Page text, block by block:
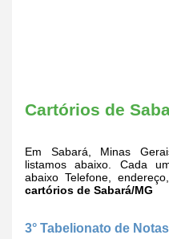
Cartórios de
Em Sabará, Minas
listamos abaixo. Cada
abaixo Telefone,
cartórios de Sabará/MG
3° Tabelionato de Notas